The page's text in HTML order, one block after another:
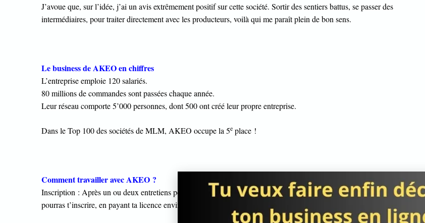
J’avoue que, sur l’idée, j’ai un avis extrêmement positif sur cette société. Sortir des sentiers battus, se passer des
intermédiaires, pour traiter directement avec les producteurs, voilà qui me paraît plein de bon sens.
Le business de AKEO en chiffres
L’entreprise emploie 120 salariés.
80 millions de commandes sont passées chaque année.
Leur réseau comporte 5’000 personnes, dont 500 ont créé leur propre entreprise.
Dans le Top 100 des sociétés de MLM, AKEO occupe la 5e place !
Comment travailler avec AKEO ?
Inscription : Après un ou deux entretiens personnels avec celui ou celle qui deviendra ton parrain (ou ta marraine), tu
pourras t’inscrire, en payant ta licence environ 50 €.